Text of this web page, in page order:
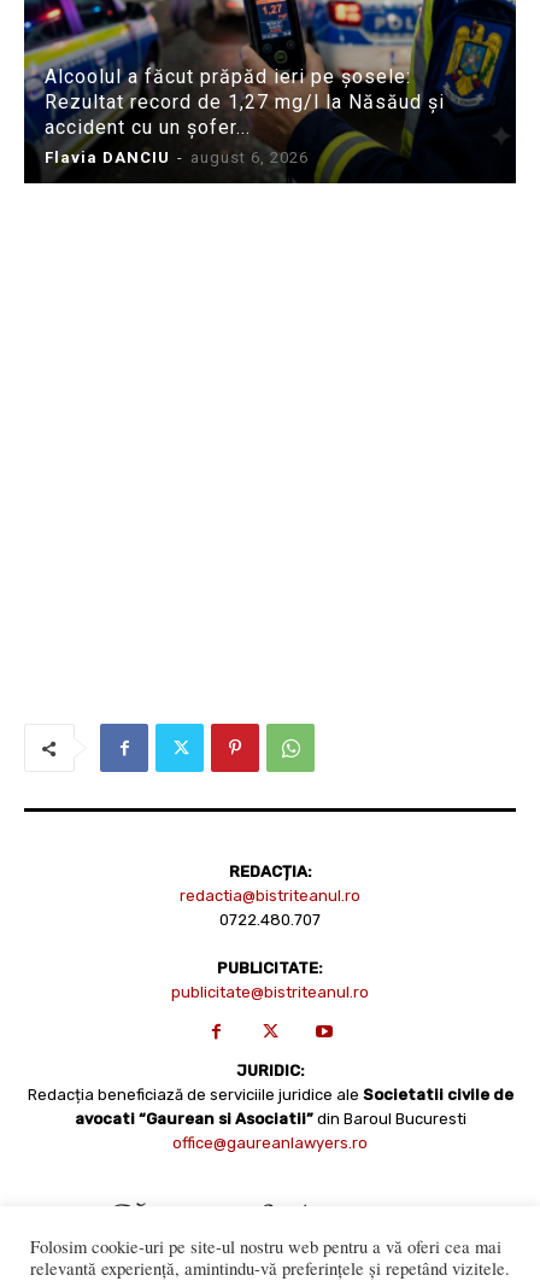
Alcoolul a făcut prăpăd ieri pe șosele:
Rezultat record de 1,27 mg/l la Năsăud și
accident cu un șofer...
Flavia DANCIU - august 6, 2026
REDACȚIA:
redactia@bistriteanul.ro
0722.480.707
PUBLICITATE:
publicitate@bistriteanul.ro
JURIDIC:
Redacția beneficiază de serviciile juridice ale Societatii civile de
avocati “Gaurean si Asociatii” din Baroul Bucuresti
office@gaureanlawyers.ro
Folosim cookie-uri pe site-ul nostru web pentru a vă oferi cea mai
relevantă experiență, amintindu-vă preferințele și repetând vizitele.